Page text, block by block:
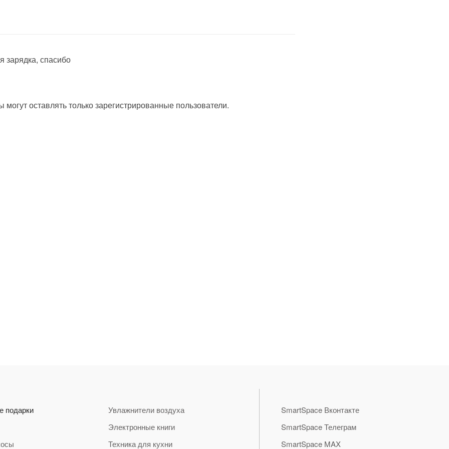
зарядка, спасибо
могут оставлять только зарегистрированные пользователи.
подарки
Увлажнители воздуха
Электронные книги
Техника для кухни
SmartSpace Вконтакте
SmartSpace Телеграм
SmartSpace MAX